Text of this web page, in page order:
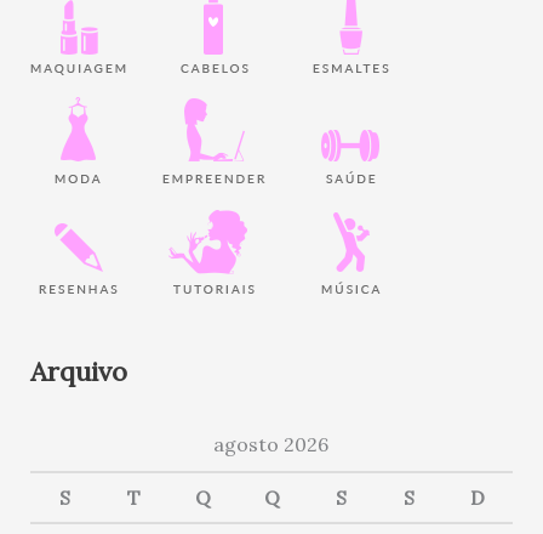
Arquivo
agosto 2026
S T Q Q S S D